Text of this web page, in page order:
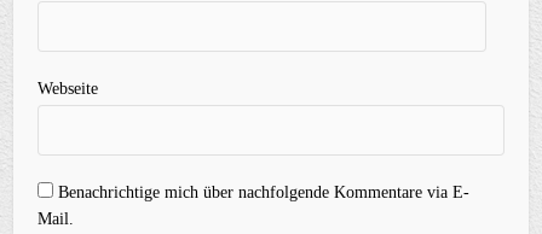
Webseite
Benachrichtige mich über nachfolgende Kommentare via E-
Mail.